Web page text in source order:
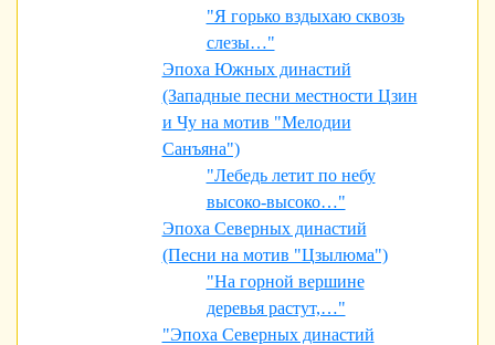
"Я горько вздыхаю сквозь
слезы…"
Эпоха Южных династий
(Западные песни местности Цзин
и Чу на мотив "Мелодии
Санъяна")
"Лебедь летит по небу
высоко-высоко…"
Эпоха Северных династий
(Песни на мотив "Цзылюма")
"На горной вершине
деревья растут,…"
"Эпоха Северных династий